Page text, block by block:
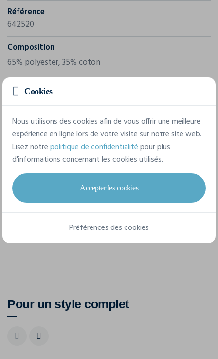
Référence
642520
Composition
65% polyester, 35% coton
27 tailles disponibles
C44 C46 C48 C50 C52 C54
C56 C62 C64
C148
D84 D88 D92 D96 D100
D108 D112 D116
Pour un style complet
Cookies
Nous utilisons des cookies afin de vous offrir une meilleure
expérience en ligne lors de votre visite sur notre site web.
Lisez notrepolitique de confidentialitépour plus
d'informations concernant les cookies utilisés.
Accepter les cookies
Préférences des cookies